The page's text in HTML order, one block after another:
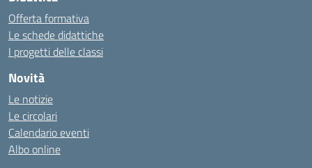
Offerta formativa
Le schede didattiche
I progetti delle classi
Novità
Le notizie
Le circolari
Calendario eventi
Albo online